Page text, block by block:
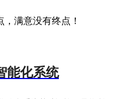
满意没有终点！
能化系统